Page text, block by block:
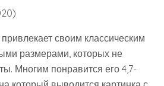
своим классическим
размерами, которых не
Многим понравится его 4,7-